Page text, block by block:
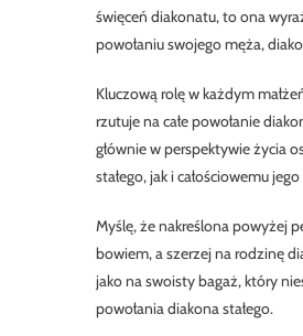
święceń diakonatu, to ona
powołaniu swojego męża,
Kluczową rolę w każdym
rzutuje na całe powołanie
głównie w perspektywie życia
stałego, jak i całościowemu
Myślę, że nakreślona powyżej
bowiem, a szerzej na rodzinę
jako na swoisty bagaż, który
powołania diakona stałego.